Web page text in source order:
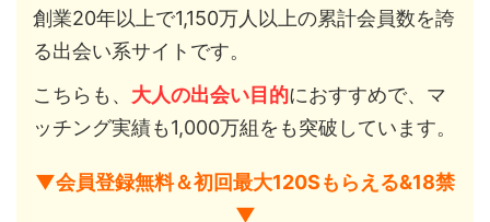
創業20年以上で1,150万人以上の累計会員数を誇
る出会い系サイトです。
こちらも、 大人の出会い目的におすすめで、マ
ッチング実績も1,000万組をも突破しています。
▼会員登録無料＆初回最大120Sもらえる&18禁
▼